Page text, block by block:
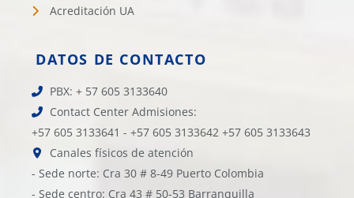
Acreditación UA
DATOS DE CONTACTO
PBX: + 57 605 3133640
Contact Center Admisiones:
+57 605 3133641 - +57 605 3133642 +57 605 3133643
Canales físicos de atención
- Sede norte: Cra 30 # 8-49 Puerto Colombia
- Sede centro: Cra 43 # 50-53 Barranquilla